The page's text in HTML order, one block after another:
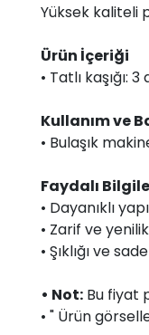
Yüksek kaliteli
Ürün İçeriği
• Tatlı kaşığı:
Kullanım ve
• Bulaşık
Faydalı
• Dayanıklı
• Zarif ve
• Şıklığı ve
• Not: Bu fiyat
• " Ürün